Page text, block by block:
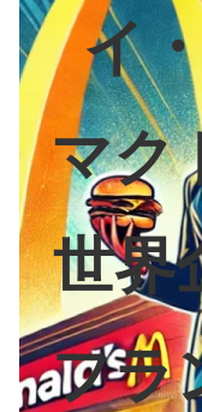
イ
マク
世界
フラ